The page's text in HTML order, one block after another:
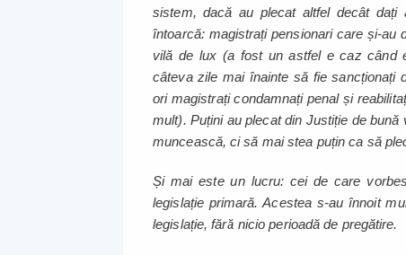
sistem, dacă au plecat altfel decât
întoarcă: magistrați pensionari care și-au
vilă de lux (a fost un astfel e caz când
câteva zile mai înainte să fie sancționați
ori magistrați condamnați penal și
mult). Puțini au plecat din Justiție de
muncească, ci să mai stea puțin ca să
Și mai este un lucru: cei de care
legislație primară. Acestea s-au înnoit
legislație, fără nicio perioadă de pregătire.